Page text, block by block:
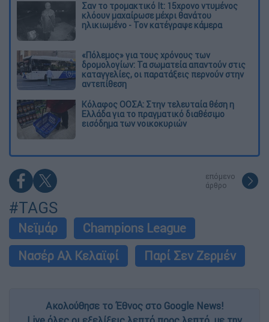
Σαν το τρομακτικό It: 15χρονο ντυμένος
κλόουν μαχαίρωσε μέχρι θανάτου
ηλικιωμένο - Τον κατέγραψε κάμερα
«Πόλεμος» για τους χρόνους των
δρομολογίων: Τα σωματεία απαντούν στις
καταγγελίες, οι παρατάξεις περνούν στην
αντεπίθεση
Κόλαφος ΟΟΣΑ: Στην τελευταία θέση η
Ελλάδα για το πραγματικό διαθέσιμο
εισόδημα των νοικοκυριών
επόμενο
άρθρο
#TAGS
Νεϊμάρ
Champions League
Νασέρ Αλ Κελαϊφί
Παρί Σεν Ζερμέν
Ακολούθησε το Έθνος στο Google News!